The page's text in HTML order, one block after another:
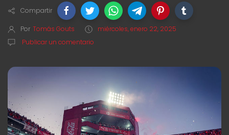
Compartir
Por Tomás Gouts
miércoles, enero 22, 2025
Publicar un comentario